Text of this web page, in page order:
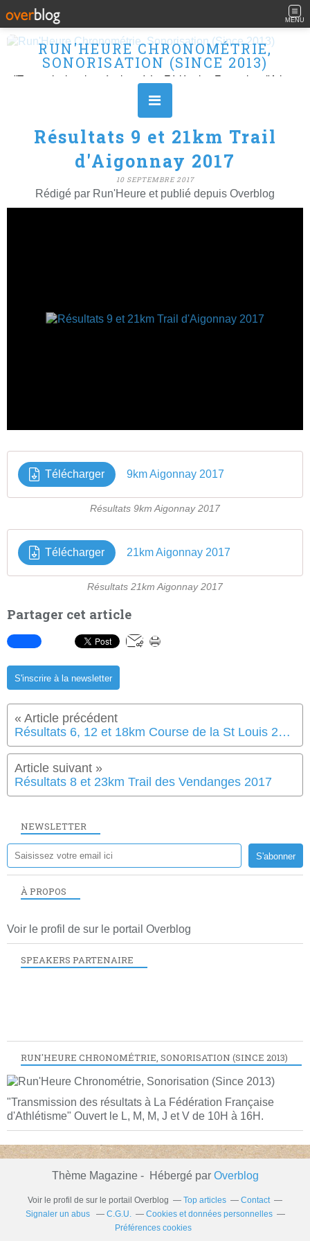
MENU
RUN'HEURE CHRONOMÉTRIE,
SONORISATION (SINCE 2013)
Résultats 9 et 21km Trail
d'Aigonnay 2017
10 SEPTEMBRE 2017
Rédigé par Run'Heure et publié depuis Overblog
Télécharger 9km Aigonnay 2017
Résultats 9km Aigonnay 2017
Télécharger 21km Aigonnay 2017
Résultats 21km Aigonnay 2017
Partager cet article
S'inscrire à la newsletter
Résultats 6, 12 et 18km Course de la St Louis 2017 à Corme Royal
Résultats 8 et 23km Trail des Vendanges 2017
NEWSLETTER
RUN'HEURE CHRONOMÉTRIE, SONORISATION (SINCE 2013)
"Transmission des résultats à La Fédération Française
d'Athlétisme" Ouvert le L, M, M, J et V de 10H à 16H.
À PROPOS
Voir le profil de sur le portail Overblog
SPEAKERS PARTENAIRE
Thème Magazine - Hébergé par Overblog
Voir le profil de sur le portail Overblog Top articles
Contact
Signaler un abus
C.G.U.
Cookies et données personnelles
Préférences cookies